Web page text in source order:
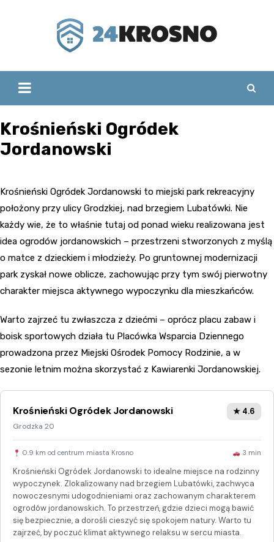
Krośnieński Ogródek
Jordanowski
Krośnieński Ogródek Jordanowski to miejski park rekreacyjny
położony przy ulicy Grodzkiej, nad brzegiem Lubatówki. Nie
każdy wie, że to właśnie tutaj od ponad wieku realizowana jest
idea ogrodów jordanowskich – przestrzeni stworzonych z myślą
o matce z dzieckiem i młodzieży. Po gruntownej modernizacji
park zyskał nowe oblicze, zachowując przy tym swój pierwotny
charakter miejsca aktywnego wypoczynku dla mieszkańców.
Warto zajrzeć tu zwłaszcza z dziećmi – oprócz placu zabaw i
boisk sportowych działa tu Placówka Wsparcia Dziennego
prowadzona przez Miejski Ośrodek Pomocy Rodzinie, a w
sezonie letnim można skorzystać z Kawiarenki Jordanowskiej.
Krośnieński Ogródek Jordanowski
Grodzka 20
★ 4.6
0.9 km od centrum miasta Krosno 3 min
Krośnieński Ogródek Jordanowski to idealne miejsce na rodzinny
wypoczynek. Zlokalizowany nad brzegiem Lubatówki, zachwyca
nowoczesnymi udogodnieniami oraz zachowanym charakterem
ogrodów jordanowskich. To przestrzeń, gdzie dzieci mogą bawić
się bezpiecznie, a dorośli cieszyć się spokojem natury. Warto tu
zajrzeć, by poczuć klimat aktywnego relaksu w sercu miasta.